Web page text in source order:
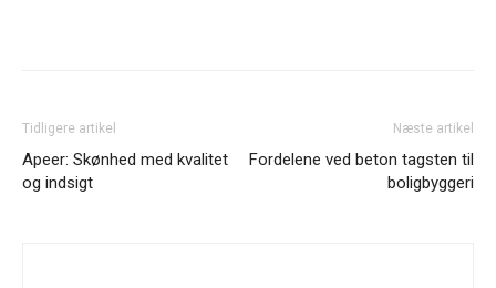
Tidligere artikel
Apeer: Skønhed med kvalitet
og indsigt
Næste artikel
Fordelene ved beton tagsten til
boligbyggeri